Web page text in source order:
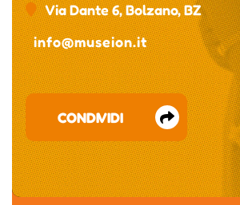
Via Dante 6, Bolzano, BZ
info@museion.it
CONDIVIDI